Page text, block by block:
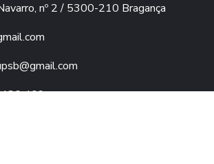
nº 2 / 5300-210 Bragança
409